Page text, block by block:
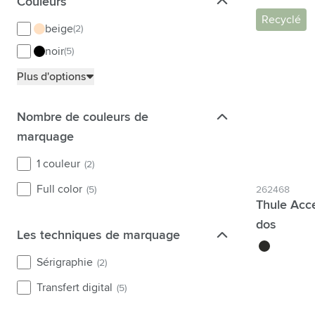
beige(2)
noir(5)
Plus d'options
Nombre de couleurs de marquage
Nombre de couleurs de
marquage
1 couleur (2)
Full color (5)
Les techniques de marquage
Les techniques de marquage
Sérigraphie (2)
Transfert digital (5)
Recyclé
262468
Thule
dos
noir